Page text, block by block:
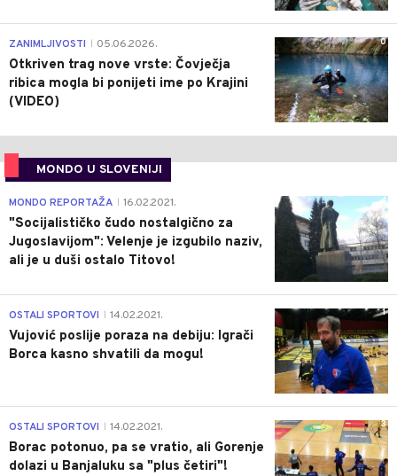
0
ZANIMLJIVOSTI 05.06.2026.
Otkriven trag nove vrste: Čovječja
ribica mogla bi ponijeti ime po Krajini
(VIDEO)
MONDO U SLOVENIJI
4
MONDO REPORTAŽA 16.02.2021.
"Socijalističko čudo nostalgično za
Jugoslavijom": Velenje je izgubilo naziv,
ali je u duši ostalo Titovo!
1
OSTALI SPORTOVI 14.02.2021.
Vujović poslije poraza na debiju: Igrači
Borca kasno shvatili da mogu!
3
OSTALI SPORTOVI 14.02.2021.
Borac potonuo, pa se vratio, ali Gorenje
dolazi u Banjaluku sa "plus četiri"!